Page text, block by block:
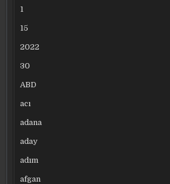
1
15
2022
30
ABD
acı
adana
aday
adım
afgan